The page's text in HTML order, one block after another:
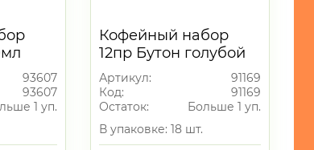
93607
93607
1 уп.
Кофейный набор
12пр Бутон голубой
90мл
Артикул:
91169
Код:
91169
Остаток:
Больше 1 уп.
В упаковке: 18 шт.